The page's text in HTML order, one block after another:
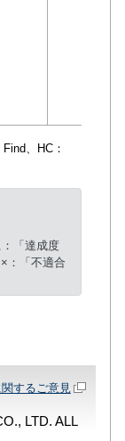
Find、HC：
「達成度
：「不適合
するご意見
LTD. ALL